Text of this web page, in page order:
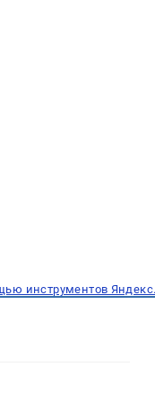
инструментов